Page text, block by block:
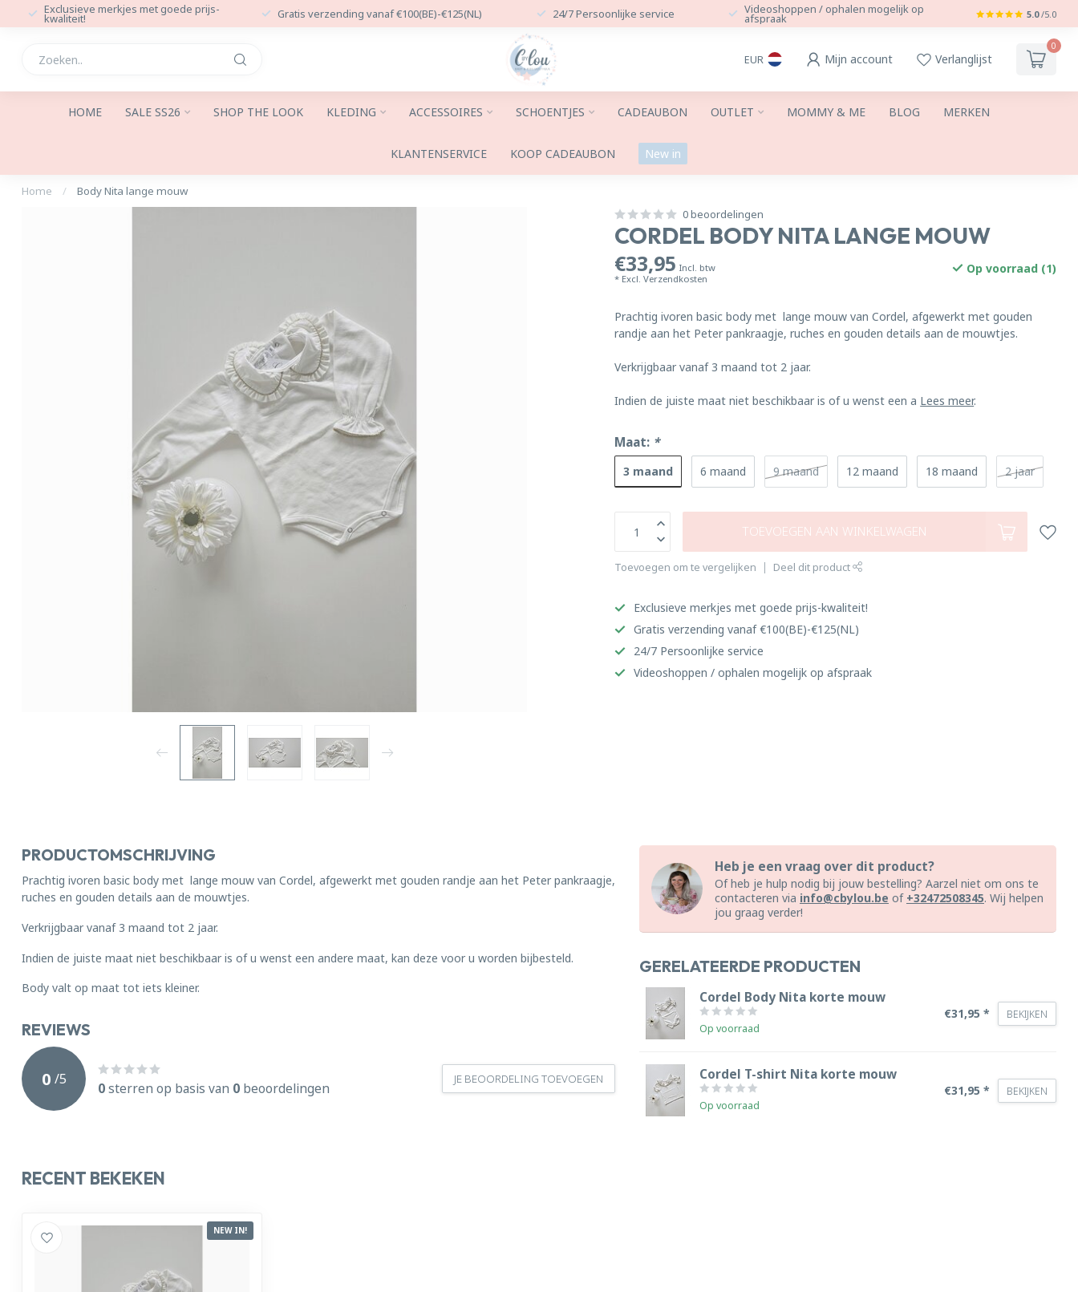
Exclusieve merkjes met goede prijs-
kwaliteit! Gratis verzending vanaf €100(BE)-€125(NL) 24/7 Persoonlijke service Videoshoppen / ophalen mogelijk op
afspraak 5.0 /5.0
EUR Mijn account Verlanglijst
0
HOME SALE SS26 SHOP THE LOOK KLEDING ACCESSOIRES SCHOENTJES CADEAUBON OUTLET MOMMY & ME BLOG MERKEN
KLANTENSERVICE KOOP CADEAUBON New in
Home / Body Nita lange mouw
0 beoordelingen
CORDEL BODY NITA LANGE MOUW
€33,95 Incl. btw
* Excl.Verzendkosten
Op voorraad (1)
Prachtig ivoren basic body met lange mouw van Cordel, afgewerkt met gouden
randje aan het Peter pankraagje, ruches en gouden details aan de mouwtjes.
Verkrijgbaar vanaf 3 maand tot 2 jaar.
Indien de juiste maat niet beschikbaar is of u wenst een a Lees meer.
Maat: *
3 maand 6 maand 9 maand 12 maand 18 maand 2 jaar
TOEVOEGEN AAN WINKELWAGEN
Toevoegen om te vergelijken Deel dit product
Exclusieve merkjes met goede prijs-kwaliteit!
Gratis verzending vanaf €100(BE)-€125(NL)
24/7 Persoonlijke service
Videoshoppen / ophalen mogelijk op afspraak
PRODUCTOMSCHRIJVING
Prachtig ivoren basic body met lange mouw van Cordel, afgewerkt met gouden randje aan het Peter pankraagje,
ruches en gouden details aan de mouwtjes.
Verkrijgbaar vanaf 3 maand tot 2 jaar.
Indien de juiste maat niet beschikbaar is of u wenst een andere maat, kan deze voor u worden bijbesteld.
Body valt op maat tot iets kleiner.
REVIEWS
0 /5
0sterren op basis van 0 beoordelingen
JE BEOORDELING TOEVOEGEN
Heb je een vraag over dit product?
Of heb je hulp nodig bij jouw bestelling? Aarzel niet om ons te
contacteren via info@cbylou.be of +32472508345. Wij helpen
jou graag verder!
GERELATEERDE PRODUCTEN
Cordel Body Nita korte mouw
Op voorraad
€31,95 * BEKIJKEN
Cordel T-shirt Nita korte mouw
Op voorraad
€31,95 * BEKIJKEN
RECENT BEKEKEN
NEW IN!